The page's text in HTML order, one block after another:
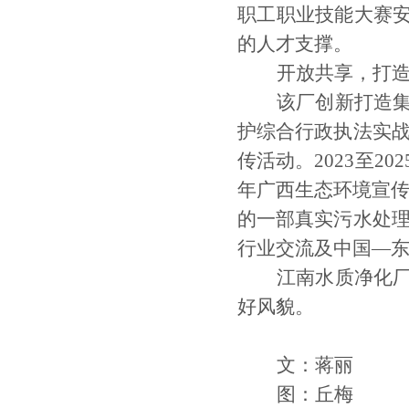
职工职业技能大赛
的人才支撑。
开放共享，打
该厂创新打造
护综合行政执法实
传活动。 2023至
年广西生态环境宣
的一部真实污水处
行业交流及中国—
江南水质净化
好风貌。
文：蒋丽
图：丘梅